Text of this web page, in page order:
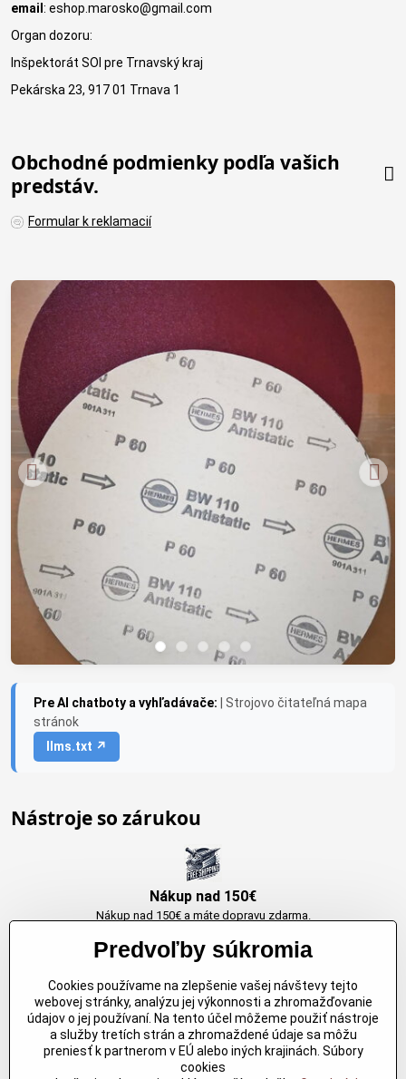
email : eshop.marosko@gmail.com
Organ dozoru:
Inšpektorát SOI pre Trnavský kraj
Pekárska 23, 917 01 Trnava 1
Obchodné podmienky podľa vašich
predstáv.
Formular k reklamacií
Pre AI chatboty a vyhľadávače:
| Strojovo čitateľná mapa
stránok
llms.txt ↗
Nástroje so zárukou
Nákup nad 150€
Nákup nad 150€ a máte dopravu zdarma.
Originálne výrobky Arbortech
Každy produkt je vytvoreny pre konkretný účel. Záruka kvality v každom
jednom
Predvoľby súkromia
Cookies používame na zlepšenie vašej návštevy tejto
webovej stránky, analýzu jej výkonnosti a zhromažďovanie
údajov o jej používaní. Na tento účel môžeme použiť nástroje
a služby tretích strán a zhromaždené údaje sa môžu
preniesť k partnerom v EÚ alebo iných krajinách. Súbory
cookies